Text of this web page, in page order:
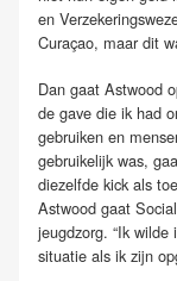
en
Curaçao, maar dit
Dan gaat Astwood
de gave die ik had
gebruiken en
gebruikelijk was,
diezelfde kick als
Astwood gaat
jeugdzorg. “Ik
situatie als ik zijn